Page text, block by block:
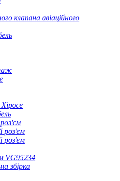
клапана авіаційного
роз'єм
роз'єм
VG95234
збірка